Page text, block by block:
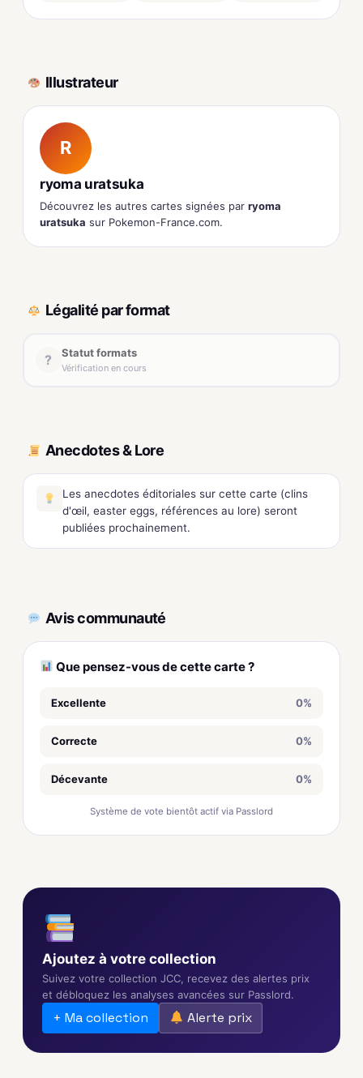
Illustrateur
R
ryoma uratsuka
Découvrez les autres cartes signées par ryoma
uratsuka sur Pokemon-France.com.
Légalité par format
? Statut formats
Vérification en cours
Anecdotes & Lore
Les anecdotes éditoriales sur cette carte (clins
d'œil, easter eggs, références au lore) seront
publiées prochainement.
Avis communauté
Que pensez-vous de cette carte ?
Excellente 0%
Correcte 0%
Décevante 0%
Système de vote bientôt actif via Passlord
Ajoutez à votre collection
Suivez votre collection JCC, recevez des alertes prix
et débloquez les analyses avancées sur Passlord.
+ Ma collection Alerte prix